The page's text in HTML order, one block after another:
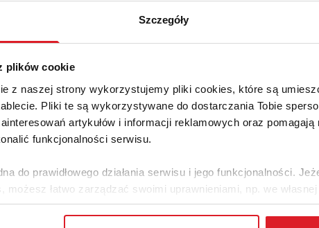
Szczegóły
plików cookie
z naszej strony wykorzystujemy pliki cookies, które są
Pliki te są wykorzystywane do dostarczania Tobie
artykułów i informacji reklamowych oraz
funkcjonalności serwisu.
do prawidłowego działania serwisu i jego funkcjonalności.
możesz łatwo zarządzać swoimi uprawnieniami, np. we
cookies. Szczegółowe informacje na ten temat znajdziesz
Lokalnie – On-premise
Zgłoś się do nas lub